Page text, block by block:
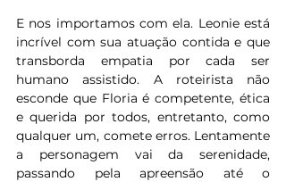
E nos importamos com ela. Leonie está
incrível com sua atuação contida e que
transborda empatia por cada ser
humano assistido. A roteirista não
esconde que Floria é competente, ética
e querida por todos, entretanto, como
qualquer um, comete erros. Lentamente
a personagem vai da serenidade,
passando pela apreensão até o